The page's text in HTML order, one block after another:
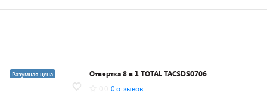
Разумная цена
Отвертка 8 в 1 TOTAL TACSDS0706
0 отзывов